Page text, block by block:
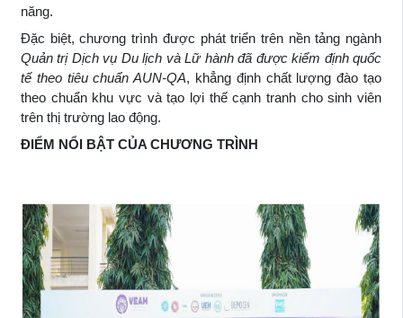
năng.
Đặc biệt, chương trình được phát triển trên nền tảng ngành
Quản trị Dịch vụ Du lịch và Lữ hành đã được kiểm định quốc
tế theo tiêu chuẩn AUN-QA, khẳng định chất lượng đào tạo
theo chuẩn khu vực và tạo lợi thế cạnh tranh cho sinh viên
trên thị trường lao động.
ĐIỂM NỔI BẬT CỦA CHƯƠNG TRÌNH